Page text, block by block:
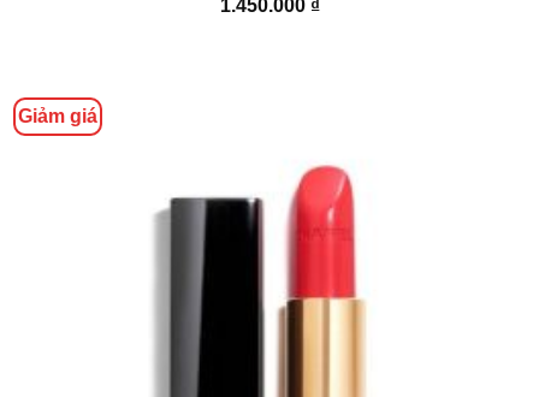
1.450.000 ₫
Giảm giá